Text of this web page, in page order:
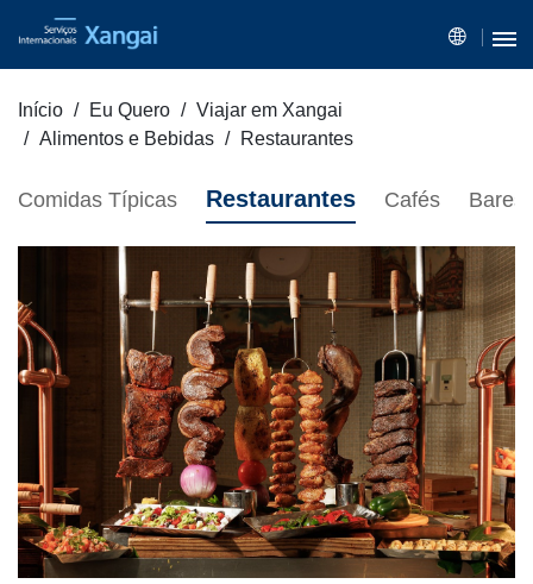
Início Eu Quero
Viajar em Xangai
Alimentos e Bebidas
Restaurantes
Comidas Típicas Restaurantes Cafés Bares